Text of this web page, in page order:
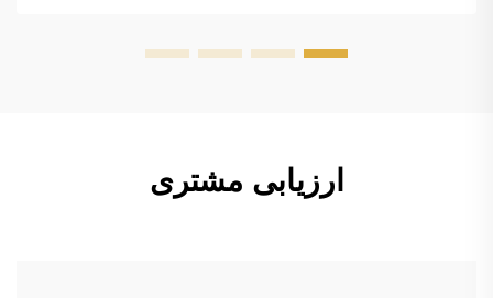
ارزیابی مشتری